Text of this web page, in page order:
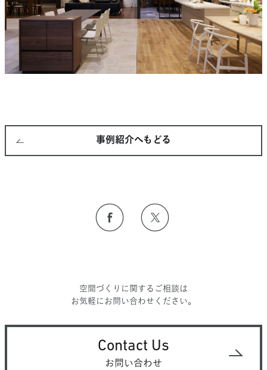
事例紹介へもどる
空間づくりに関するご相談は
お気軽にお問い合わせください。
Contact Us
お問い合わせ